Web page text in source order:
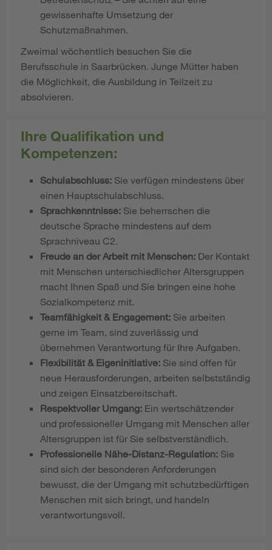
gewissenhafte Umsetzung der
Schutzmaßnahmen.
Zweimal wöchentlich besuchen Sie die
Berufsschule in Saarbrücken. Junge Mütter haben
die Möglichkeit, die Ausbildung in Teilzeit zu
absolvieren.
Ihre Qualifikation und
Kompetenzen:
Schulabschluss: Sie verfügen mindestens über
einen Hauptschulabschluss.
Sprachkenntnisse: Sie beherrschen die
deutsche Sprache mindestens auf dem
Sprachniveau C2.
Freude an der Arbeit mit Menschen: Der Kontakt
mit Menschen unterschiedlicher Altersgruppen
macht Ihnen Spaß und Sie bringen eine hohe
Sozialkompetenz mit.
Teamfähigkeit & Engagement: Sie arbeiten
gerne im Team, sind zuverlässig und
übernehmen Verantwortung für Ihre Aufgaben.
Flexibilität & Eigeninitiative: Sie sind offen für
neue Herausforderungen, arbeiten selbstständig
und zeigen Einsatzbereitschaft.
Respektvoller Umgang: Ein wertschätzender
und professioneller Umgang mit Menschen aller
Altersgruppen ist für Sie selbstverständlich.
Professionelle Nähe-Distanz-Regulation: Sie
sind sich der besonderen Anforderungen
bewusst, die der Umgang mit schutzbedürftigen
Menschen mit sich bringt, und handeln
verantwortungsvoll.